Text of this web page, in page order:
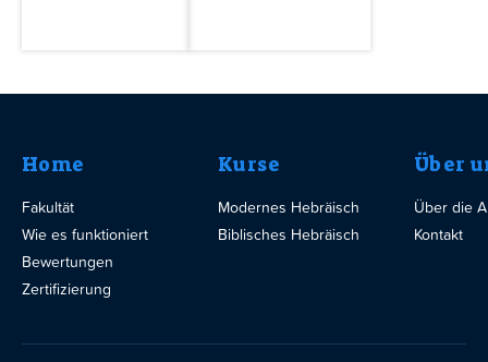
Home
Fakultät
Wie es funktioniert
Bewertungen
Zertifizierung
Kurse
Modernes Hebräisch
Biblisches Hebräisch
Über
Über die
Kontakt